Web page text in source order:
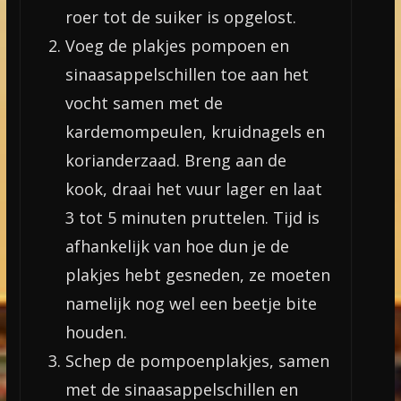
roer tot de suiker is opgelost.
Voeg de plakjes pompoen en
sinaasappelschillen toe aan het
vocht samen met de
kardemompeulen, kruidnagels en
korianderzaad. Breng aan de
kook, draai het vuur lager en laat
3 tot 5 minuten pruttelen. Tijd is
afhankelijk van hoe dun je de
plakjes hebt gesneden, ze moeten
namelijk nog wel een beetje bite
houden.
Schep de pompoenplakjes, samen
met de sinaasappelschillen en